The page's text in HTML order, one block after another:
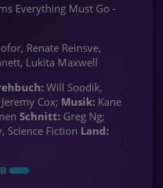
Everything Must Go -
Renate Reinsve,
Lukita Maxwell
Will Soodik,
Jeremy Cox; Musik: Kane
Schnitt: Greg Ng;
Science Fiction Land: